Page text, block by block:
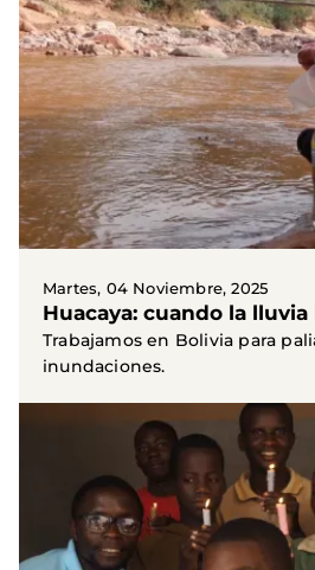
Martes, 04 Noviembre, 2025
Huacaya: cuando la
Trabajamos en Bolivia para
inundaciones.